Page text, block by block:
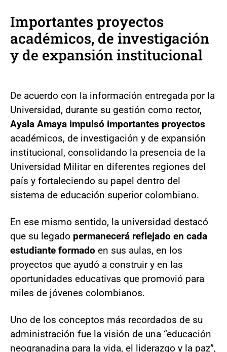
Importantes proyectos
académicos, de investigación
y de expansión institucional
De acuerdo con la información entregada por la
Universidad, durante su gestión como rector,
Ayala Amaya impulsó importantes proyectos
académicos, de investigación y de expansión
institucional, consolidando la presencia de la
Universidad Militar en diferentes regiones del
país y fortaleciendo su papel dentro del
sistema de educación superior colombiano.
En ese mismo sentido, la universidad destacó
que su legado permanecerá reflejado en cada
estudiante formado en sus aulas, en los
proyectos que ayudó a construir y en las
oportunidades educativas que promovió para
miles de jóvenes colombianos.
Uno de los conceptos más recordados de su
administración fue la visión de una “educación
neogranadina para la vida, el liderazgo y la paz”,